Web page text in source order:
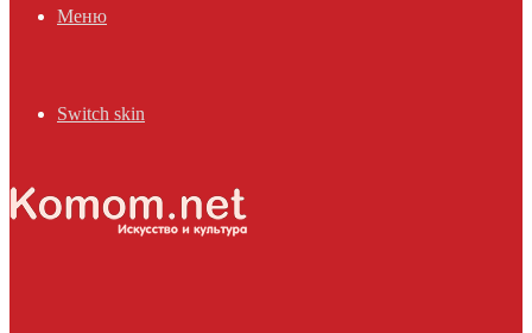
Меню
Switch skin